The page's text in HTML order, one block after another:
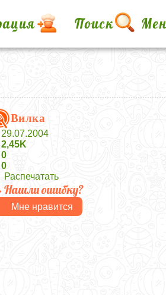
Поиск
Вилка
29.07.2004
2,45K
0
0
Распечатать
Нашли ошибку?
Мне нравится